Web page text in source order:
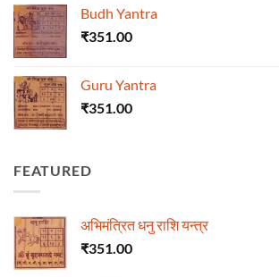
Budh Yantra
₹351.00
Guru Yantra
₹351.00
FEATURED
अभिमंत्रित धनु राशि यन्त्र
₹351.00